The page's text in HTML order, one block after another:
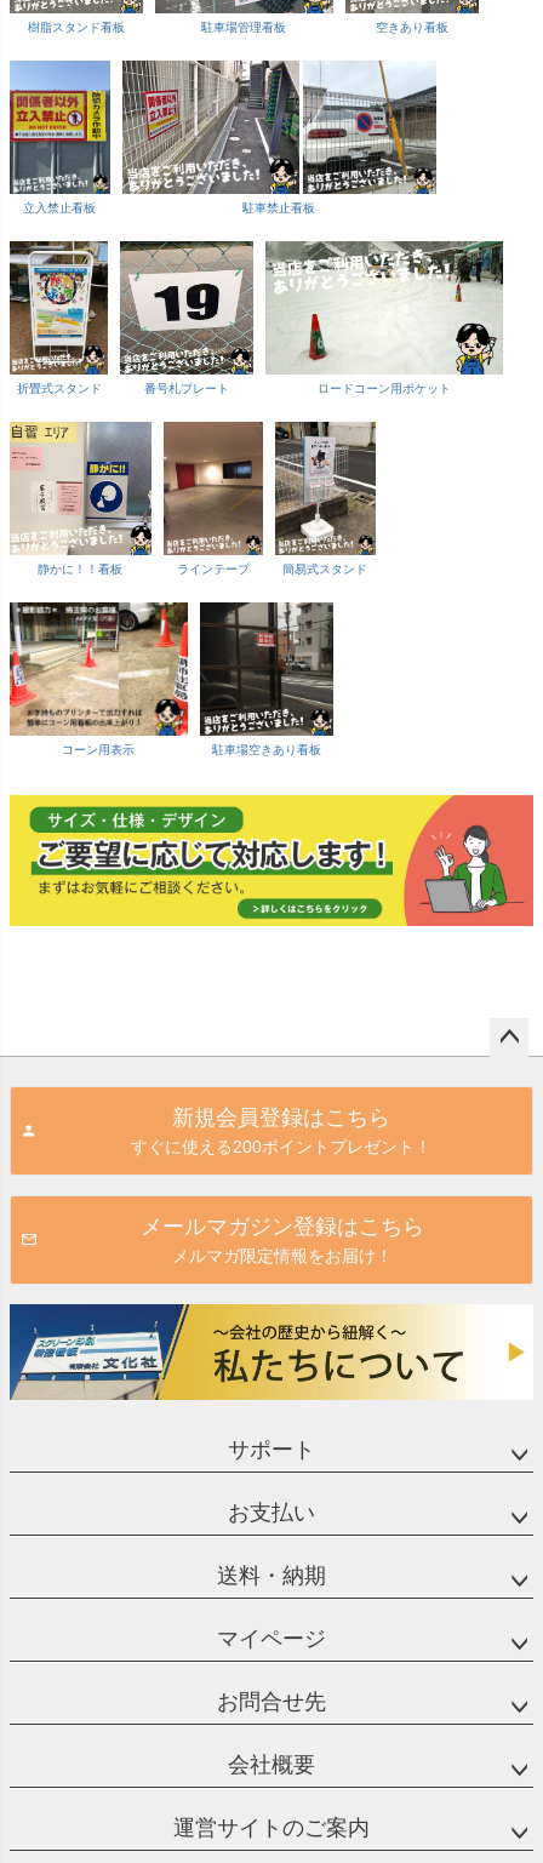
樹脂スタンド看板 駐車場管理看板 空きあり看板
立入禁止看板 駐車禁止看板
折畳式スタンド 番号札プレート ロードコーン用ポケット
静かに！！看板 ラインテープ 簡易式スタンド
コーン用表示 駐車場空きあり看板
新規会員登録はこちら
すぐに使える200ポイントプレゼント！
メールマガジン登録はこちら
メルマガ限定情報をお届け！
サポート
お支払い
送料・納期
マイページ
お問合せ先
会社概要
運営サイトのご案内